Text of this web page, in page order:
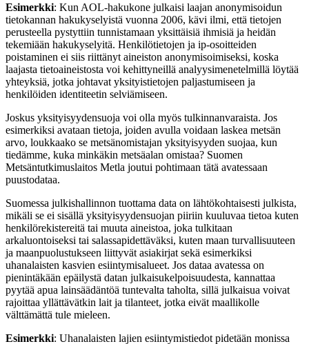
Esimerkki: Kun AOL-hakukone julkaisi laajan anonymisoidun
tietokannan hakukyselyistä vuonna 2006, kävi ilmi, että tietojen
perusteella pystyttiin tunnistamaan yksittäisiä ihmisiä ja heidän
tekemiään hakukyselyitä. Henkilötietojen ja ip-osoitteiden
poistaminen ei siis riittänyt aineiston anonymisoimiseksi, koska
laajasta tietoaineistosta voi kehittyneillä analyysimenetelmillä löytää
yhteyksiä, jotka johtavat yksityistietojen paljastumiseen ja
henkilöiden identiteetin selviämiseen.
Joskus yksityisyydensuoja voi olla myös tulkinnanvaraista. Jos
esimerkiksi avataan tietoja, joiden avulla voidaan laskea metsän
arvo, loukkaako se metsänomistajan yksityisyyden suojaa, kun
tiedämme, kuka minkäkin metsäalan omistaa? Suomen
Metsäntutkimuslaitos Metla joutui pohtimaan tätä avatessaan
puustodataa.
Suomessa julkishallinnon tuottama data on lähtökohtaisesti julkista,
mikäli se ei sisällä yksityisyydensuojan piiriin kuuluvaa tietoa kuten
henkilörekistereitä tai muuta aineistoa, joka tulkitaan
arkaluontoiseksi tai salassapidettäväksi, kuten maan turvallisuuteen
ja maanpuolustukseen liittyvät asiakirjat sekä esimerkiksi
uhanalaisten kasvien esiintymisalueet. Jos dataa avatessa on
pienintäkään epäilystä datan julkaisukelpoisuudesta, kannattaa
pyytää apua lainsäädäntöä tuntevalta taholta, sillä julkaisua voivat
rajoittaa yllättävätkin lait ja tilanteet, jotka eivät maallikolle
välttämättä tule mieleen.
Esimerkki: Uhanalaisten lajien esiintymistiedot pidetään monissa